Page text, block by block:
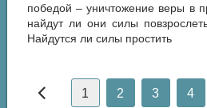
победой – уничтожение веры в
найдут ли они силы
Найдутся ли силы простить
1 2 3 4